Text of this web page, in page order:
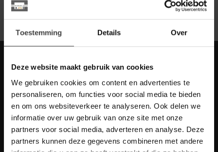
Toestemming Details Over
Deze website maakt gebruik van cookies
We gebruiken cookies om content en advertenties te
personaliseren, om functies voor social media te bieden
en om ons websiteverkeer te analyseren. Ook delen we
informatie over uw gebruik van onze site met onze
partners voor social media, adverteren en analyse. Deze
partners kunnen deze gegevens combineren met andere
Meer informatie
scherpe acties
Blijf op de hoogte van onze actuele aanbiedingen